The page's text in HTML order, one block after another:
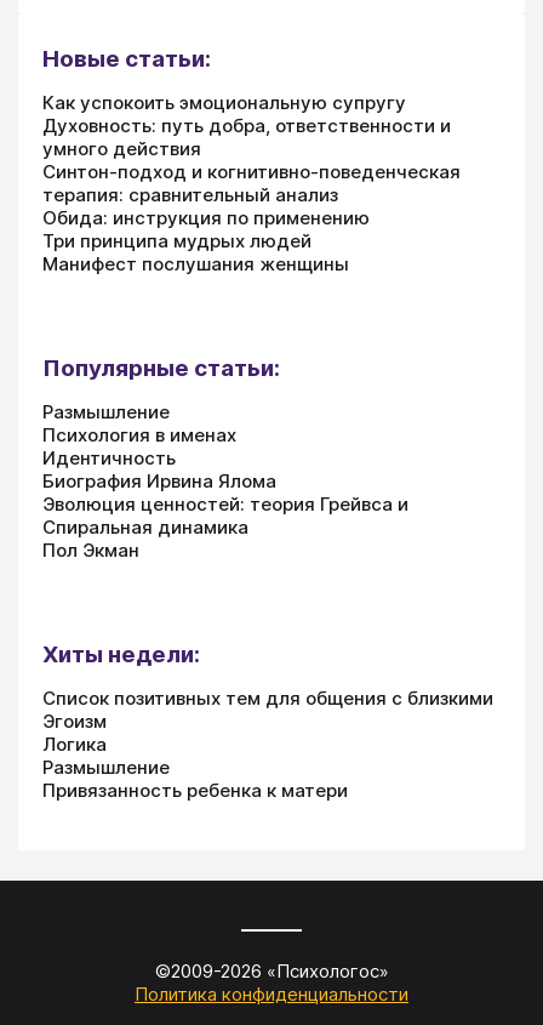
Новые статьи:
Как успокоить эмоциональную супругу
Духовность: путь добра, ответственности и
умного действия
Синтон-подход и когнитивно-поведенческая
терапия: сравнительный анализ
Обида: инструкция по применению
Три принципа мудрых людей
Манифест послушания женщины
Популярные статьи:
Размышление
Психология в именах
Идентичность
Биография Ирвина Ялома
Эволюция ценностей: теория Грейвса и
Спиральная динамика
Пол Экман
Хиты недели:
Список позитивных тем для общения с близкими
Эгоизм
Логика
Размышление
Привязанность ребенка к матери
©2009-2026 «Психологос»
Политика конфиденциальности